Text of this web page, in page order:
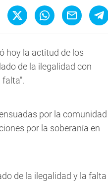
hoy la actitud de los
de la ilegalidad con
falta".
por la comunidad
por la soberanía en
de la ilegalidad y la falta